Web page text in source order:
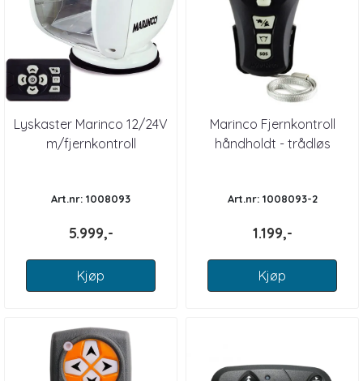
Lyskaster Marinco 12/24V
m/fjernkontroll
Art.nr: 1008093
5.999,-
Kjøp
Marinco Fjernkontroll
håndholdt - trådløs
Art.nr: 1008093-2
1.199,-
Kjøp